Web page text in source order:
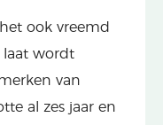
ook vreemd
laat wordt
van
al zes jaar en